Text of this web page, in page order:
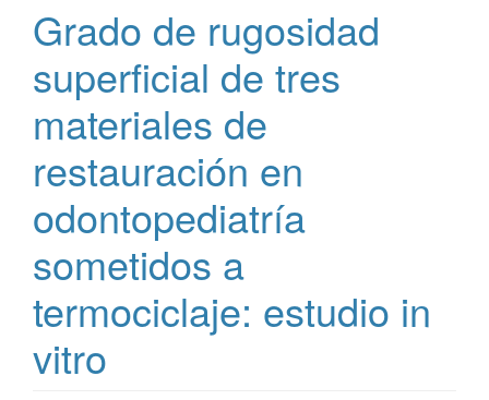
Grado de rugosidad
superficial de tres
materiales de
restauración en
odontopediatría
sometidos a
termociclaje: estudio in
vitro